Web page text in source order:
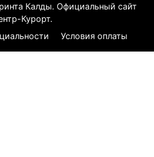
Калды. Официальный сайт
Курорт.
Условия оплаты